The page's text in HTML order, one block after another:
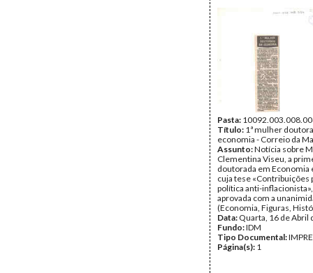
Pasta:
Título: 1ª mulher
economia - Correio da
Assunto:Notícia sobre
Clementina Viseu, a
doutorada em Economia
cuja tese «Contribuições
política anti-
aprovada com a
(Economia, Figuras,
Data: Quarta, 16 de Abril
Fundo:IDM
Tipo Documental:
Página(s): 1